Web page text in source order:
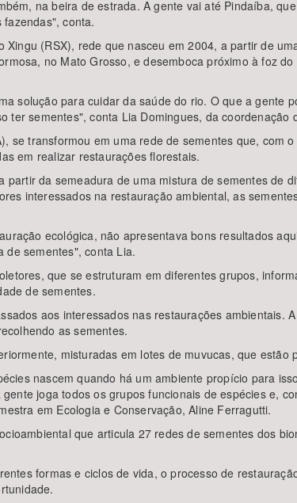
na beira de estrada. A gente vai até Pindaíba,
conta.
(RSX), rede que nasceu em 2004, a partir de
no Mato Grosso, e desemboca próximo à foz
solução para cuidar da saúde do rio. O que a gente
ter sementes", conta Lia Domingues, da coordenação
se transformou em uma rede de sementes que, com
em realizar restaurações florestais.
da semeadura de uma mistura de sementes de
interessados na restauração ambiental, as
ecológica, não apresentava bons resultados
de sementes", conta Lia.
que se estruturam em diferentes grupos,
de sementes.
aos interessados nas restaurações ambientais.
as sementes.
misturadas em lotes de muvucas, que estão
nascem quando há um ambiente propício para
joga todos os grupos funcionais de espécies e,
em Ecologia e Conservação, Aline Ferragutti.
que articula 27 redes de sementes dos
formas e ciclos de vida, o processo de